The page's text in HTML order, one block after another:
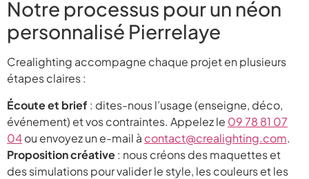
Notre processus pour un néon
personnalisé Pierrelaye
Crealighting accompagne chaque projet en plusieurs
étapes claires :
Écoute et brief : dites-nous l’usage (enseigne, déco,
événement) et vos contraintes. Appelez le 09 78 81 07
04ou envoyez un e-mail à contact@crealighting.com.
Proposition créative: nous créons des maquettes et
des simulations pour valider le style, les couleurs et les